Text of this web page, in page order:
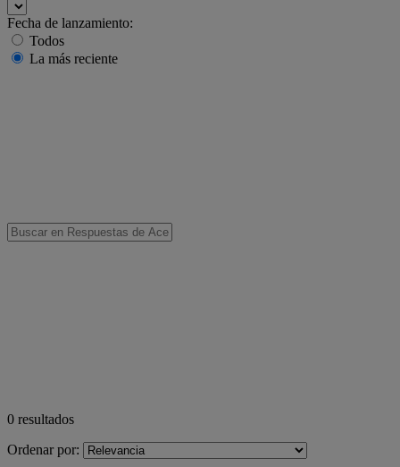
Fecha de lanzamiento:
Todos
La más reciente
0 resultados
Ordenar por: